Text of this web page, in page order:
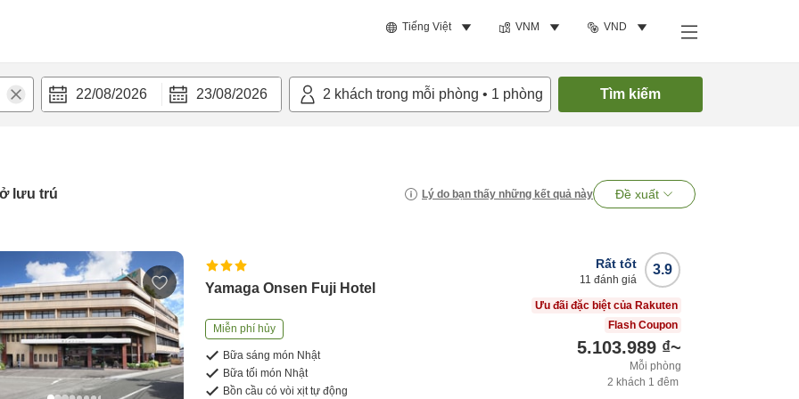
Tiếng Việt VNM VND
22/08/2026 23/08/2026 2 khách trong mỗi phòng • 1 phòng Tìm kiếm
lưu trú Lý do bạn thấy những kết quả này Đề xuất
Yamaga Onsen Fuji Hotel
Miễn phí hủy
Bữa sáng món Nhật
Bữa tối món Nhật
Bồn cầu có vòi xịt tự động
3.9
Rất tốt
11 đánh giá
Ưu đãi đặc biệt của Rakuten
Flash Coupon
5.103.989 ₫~
Mỗi phòng
2 khách 1 đêm